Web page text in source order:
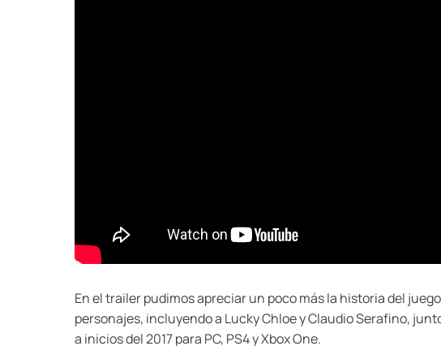
En el trailer pudimos apreciar un poco más la historia del
personajes, incluyendo a Lucky Chloe y Claudio Serafino,
a inicios del 2017 para PC, PS4 y Xbox One.